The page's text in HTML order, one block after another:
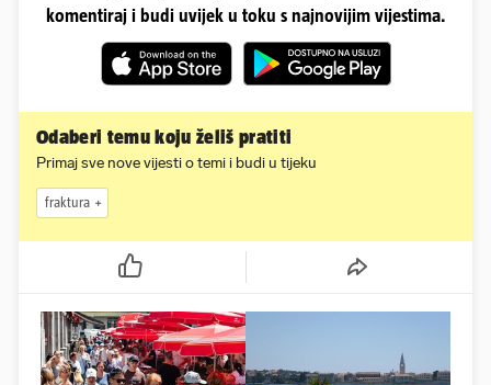
komentiraj i budi uvijek u toku s najnovijim vijestima.
Odaberi temu koju želiš pratiti
Primaj sve nove vijesti o temi i budi u tijeku
fraktura